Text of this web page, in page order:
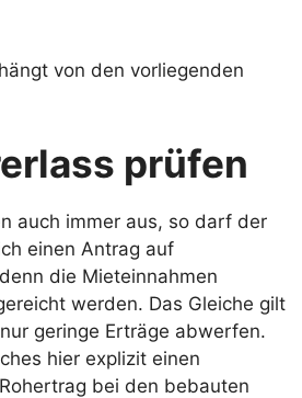
von den vorliegenden
prüfen
auch immer aus, so darf der
einen Antrag auf
die Mieteinnahmen
werden. Das Gleiche gilt
geringe Erträge abwerfen.
hier explizit einen
bei den bebauten